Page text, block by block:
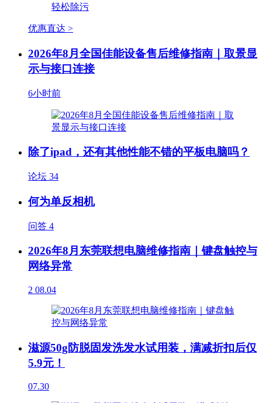
优惠直达 >
2026年8月全国佳能设备售后维修指南｜取景显
示与接口连接
6小时前
除了ipad，还有其他性能不错的平板电脑吗？
论坛 34
何为单反相机
问答 4
2026年8月东莞联想电脑维修指南｜键盘触控与
网络异常
2 08.04
滋源50g防脱固发洗发水试用装，满减折扣后仅
5.9元！
07.30